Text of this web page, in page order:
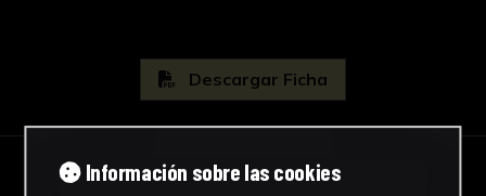
Descargar Ficha
Información sobre las cookies